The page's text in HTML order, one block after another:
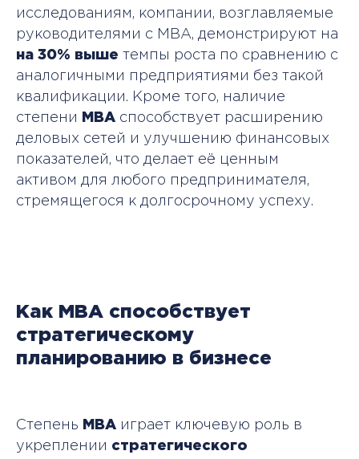
исследованиям, компании, возглавляемые
руководителями с MBA, демонстрируют на
на 30% выше темпы роста по сравнению с
аналогичными предприятиями без такой
квалификации. Кроме того, наличие
степени
MBA способствует расширению
деловых сетей и улучшению финансовых
показателей, что делает её ценным
активом для любого предпринимателя,
стремящегося к долгосрочному успеху.
Как MBA способствует
стратегическому
планированию в бизнесе
Степень MBA играет ключевую роль в
укреплении стратегического